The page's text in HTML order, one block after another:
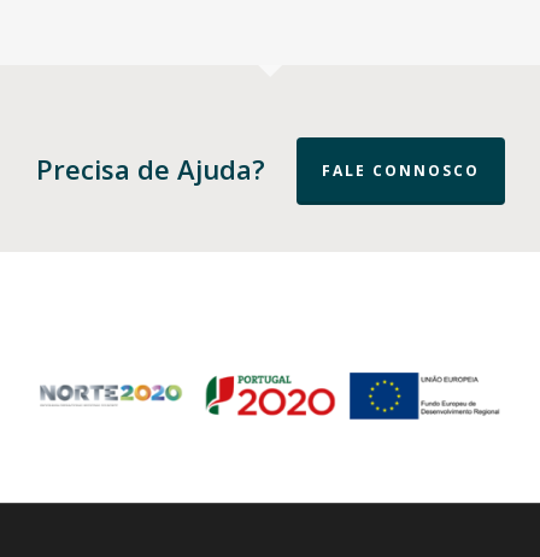
Precisa de Ajuda? FALE CONNOSCO